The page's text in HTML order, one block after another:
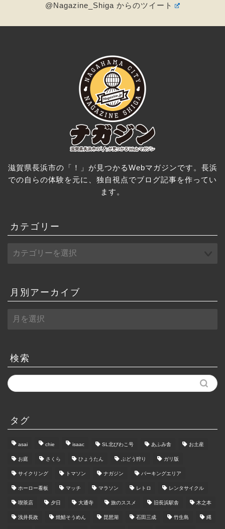
@Nagazine_Shiga からのツイート
滋賀県長浜市の「！」が見つかるWebマガジンです。長浜
での自らの体験を元に、独自視点でブログ記事を作ってい
ます。
カテゴリー
月別アーカイブ
別
カ
イ
ブ
検索
タグ
asai chie isaac SL北びわこ号 あふみ舎 お土産
お庭 さくら ひょうたん ぶどう狩り ガリ版
サイクリング トマソン ナガジン パーキングエリア
ホーロー看板 マッチ マラソン レトロ レンタサイクル
喫茶店 夕日 大通寺 旅のススメ 旧長浜駅舎 木之本
浅井長政 焼鯖そうめん 琵琶湖 石田三成 竹生島 縄